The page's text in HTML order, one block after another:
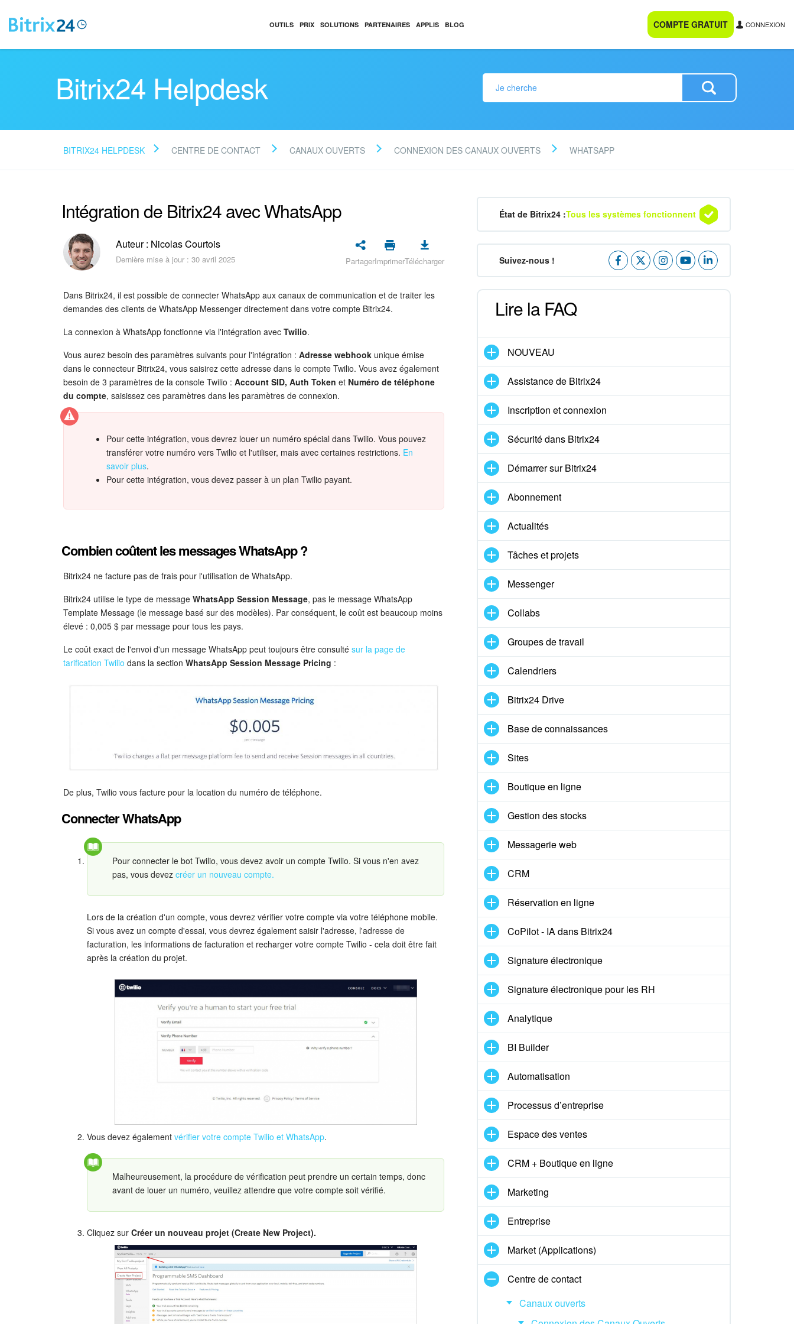
OUTILS PRIX SOLUTIONS PARTENAIRES APPLIS BLOG COMPTE GRATUIT CONNEXION
Bitrix24 Helpdesk
BITRIX24 HELPDESK CENTRE DE CONTACT CANAUX OUVERTS CONNEXION DES CANAUX OUVERTS WHATSAPP
Intégration de Bitrix24 avec WhatsApp
Auteur : Nicolas Courtois
Dernière mise à jour : 30 avril 2025 PartagerImprimerTélécharger
Dans Bitrix24, il est possible de connecter WhatsApp aux canaux de communication et de traiter les
demandes des clients de WhatsApp Messenger directement dans votre compte Bitrix24.
La connexion à WhatsApp fonctionne via l'intégration avec Twilio.
Vous aurez besoin des paramètres suivants pour l'intégration : Adresse webhook unique émise
dans le connecteur Bitrix24, vous saisirez cette adresse dans le compte Twilio. Vous avez également
besoin de 3 paramètres de la console Twilio : Account SID, Auth Token et Numéro de téléphone
du compte, saisissez ces paramètres dans les paramètres de connexion.
Pour cette intégration, vous devrez louer un numéro spécial dans Twilio. Vous pouvez
transférer votre numéro vers Twilio et l'utiliser, mais avec certaines restrictions. En
savoir plus.
Pour cette intégration, vous devez passer à un plan Twilio payant.
Combien coûtent les messages WhatsApp ?
Bitrix24 ne facture pas de frais pour l'utilisation de WhatsApp.
Bitrix24 utilise le type de message WhatsApp Session Message, pas le message WhatsApp
Template Message (le message basé sur des modèles). Par conséquent, le coût est beaucoup moins
élevé : 0,005 $ par message pour tous les pays.
Le coût exact de l'envoi d'un message WhatsApp peut toujours être consulté sur la page de
tarification Twilio dans la section WhatsApp Session Message Pricing :
De plus, Twilio vous facture pour la location du numéro de téléphone.
Connecter WhatsApp
Pour connecter le bot Twilio, vous devez avoir un compte Twilio. Si vous n'en avez
pas, vous devez créer un nouveau compte.
Lors de la création d'un compte, vous devrez vérifier votre compte via votre téléphone mobile.
Si vous avez un compte d'essai, vous devrez également saisir l'adresse, l'adresse de
facturation, les informations de facturation et recharger votre compte Twilio - cela doit être fait
après la création du projet.
Vous devez également vérifier votre compte Twilio et WhatsApp.
Malheureusement, la procédure de vérification peut prendre un certain temps, donc
avant de louer un numéro, veuillez attendre que votre compte soit vérifié.
Cliquez sur Créer un nouveau projet (Create New Project).
État de Bitrix24 :Tous les systèmes fonctionnent
Suivez-nous !
Lire la FAQ
NOUVEAU
Assistance de Bitrix24
Inscription et connexion
Sécurité dans Bitrix24
Démarrer sur Bitrix24
Abonnement
Actualités
Tâches et projets
Messenger
Collabs
Groupes de travail
Calendriers
Bitrix24 Drive
Base de connaissances
Sites
Boutique en ligne
Gestion des stocks
Messagerie web
CRM
Réservation en ligne
CoPilot - IA dans Bitrix24
Signature électronique
Signature électronique pour les RH
Analytique
BI Builder
Automatisation
Processus d’entreprise
Espace des ventes
CRM + Boutique en ligne
Marketing
Entreprise
Market (Applications)
Centre de contact
Canaux ouverts